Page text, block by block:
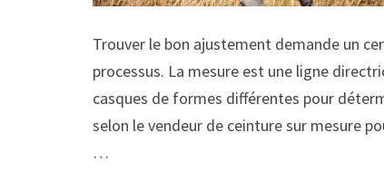
Trouver le bon ajustement demande un
processus. La mesure est une ligne
casques de formes différentes pour
selon le vendeur de ceinture sur mesure
…